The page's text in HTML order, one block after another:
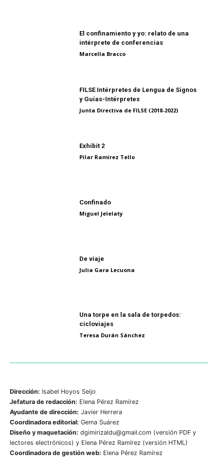
El confinamiento y yo: relato de una
intérprete de conferencias
Marcella Bracco
FILSE Intérpretes de Lengua de Signos
y Guías-Intérpretes
Junta Directiva de FILSE (2018-2022)
Exhibit 2
Pilar Ramírez Tello
Confinado
Miguel Jelelaty
De viaje
Julia Gara Lecuona
Una torpe en la sala de torpedos:
cicloviajes
Teresa Durán Sánchez
Dirección: Isabel Hoyos Seijo
Jefatura de redacción: Elena Pérez Ramírez
Ayudante de dirección: Javier Herrera
Coordinadora editorial: Gema Suárez
Diseño y maquetación: dgimirizaldu@gmail.com (versión PDF y
lectores electrónicos) y Elena Pérez Ramírez (versión HTML)
Coordinadora de gestión web: Elena Pérez Ramírez